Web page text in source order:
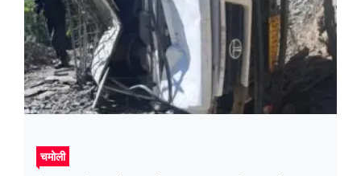
चमोली